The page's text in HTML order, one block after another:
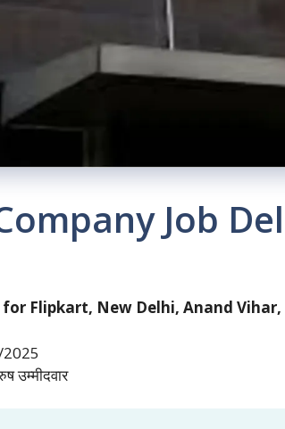
Job
Flipkart, New Delhi, Anand
उम्मीदवार